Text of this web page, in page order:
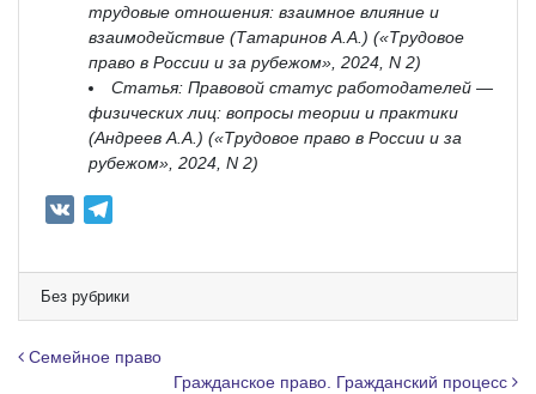
трудовые отношения: взаимное влияние и
взаимодействие (Татаринов А.А.) («Трудовое
право в России и за рубежом», 2024, N 2)
Статья: Правовой статус работодателей —
физических лиц: вопросы теории и практики
(Андреев А.А.) («Трудовое право в России и за
рубежом», 2024, N 2)
e
g
r
Без рубрики
Навигация по записям
Семейное право
Гражданское право. Гражданский процесс